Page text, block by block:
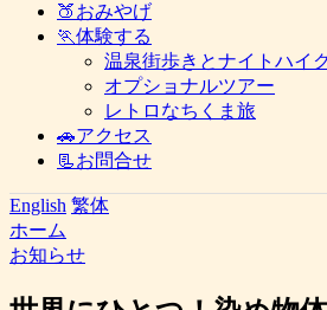
🍑おみやげ
🏃体験する
温泉街歩きとナイトハイ
オプショナルツアー
レトロなちくま旅
🚗アクセス
📃お問合せ
English 繁体
ホーム
お知らせ